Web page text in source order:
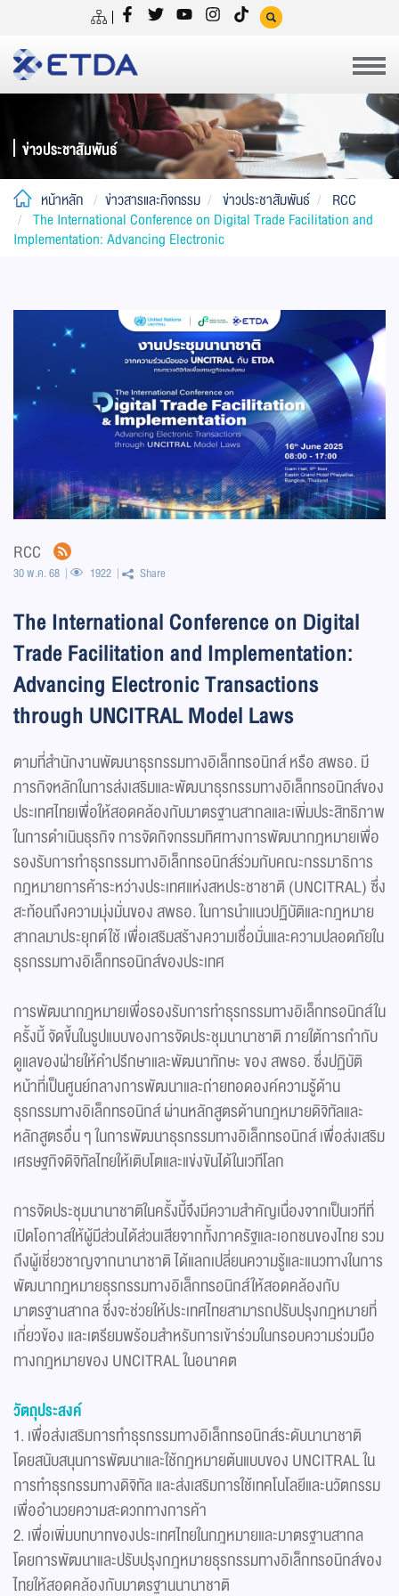
ข่าวประชาสัมพันธ์
หน้าหลัก ข่าวสารและกิจกรรม ข่าวประชาสัมพันธ์
RCC
The International Conference on Digital Trade Facilitation and
Implementation: Advancing Electronic
RCC
30 พ.ค. 68 1922 Share
The International Conference on Digital
Trade Facilitation and Implementation:
Advancing Electronic Transactions
through UNCITRAL Model Laws
ตามที่สำนักงานพัฒนาธุรกรรมทางอิเล็กทรอนิกส์ หรือ สพธอ. มี
ภารกิจหลักในการส่งเสริมและพัฒนาธุรกรรมทางอิเล็กทรอนิกส์ของ
ประเทศไทยเพื่อให้สอดคล้องกับมาตรฐานสากลและเพิ่มประสิทธิภาพ
ในการดำเนินธุรกิจ การจัดกิจกรรมทิศทางการพัฒนากฎหมายเพื่อ
รองรับการทำธุรกรรมทางอิเล็กทรอนิกส์ร่วมกับคณะกรรมาธิการ
กฎหมายการค้าระหว่างประเทศแห่งสหประชาชาติ (UNCITRAL) ซึ่ง
สะท้อนถึงความมุ่งมั่นของ สพธอ. ในการนำแนวปฏิบัติและกฎหมาย
สากลมาประยุกต์ใช้ เพื่อเสริมสร้างความเชื่อมั่นและความปลอดภัยใน
ธุรกรรมทางอิเล็กทรอนิกส์ของประเทศ
การพัฒนากฎหมายเพื่อรองรับการทำธุรกรรมทางอิเล็กทรอนิกส์ใน
ครั้งนี้ จัดขึ้นในรูปแบบของการจัดประชุมนานาชาติ ภายใต้การกำกับ
ดูแลของฝ่ายให้คำปรึกษาและพัฒนาทักษะ ของ สพธอ. ซึ่งปฏิบัติ
หน้าที่เป็นศูนย์กลางการพัฒนาและถ่ายทอดองค์ความรู้ด้าน
ธุรกรรมทางอิเล็กทรอนิกส์ ผ่านหลักสูตรด้านกฎหมายดิจิทัลและ
หลักสูตรอื่น ๆ ในการพัฒนาธุรกรรมทางอิเล็กทรอนิกส์ เพื่อส่งเสริม
เศรษฐกิจดิจิทัลไทยให้เติบโตและแข่งขันได้ในเวทีโลก
การจัดประชุมนานาชาติในครั้งนี้จึงมีความสำคัญเนื่องจากเป็นเวทีที่
เปิดโอกาสให้ผู้มีส่วนได้ส่วนเสียจากทั้งภาครัฐและเอกชนของไทย รวม
ถึงผู้เชี่ยวชาญจากนานาชาติ ได้แลกเปลี่ยนความรู้และแนวทางในการ
พัฒนากฎหมายธุรกรรมทางอิเล็กทรอนิกส์ให้สอดคล้องกับ
มาตรฐานสากล ซึ่งจะช่วยให้ประเทศไทยสามารถปรับปรุงกฎหมายที่
เกี่ยวข้อง และเตรียมพร้อมสำหรับการเข้าร่วมในกรอบความร่วมมือ
ทางกฎหมายของ UNCITRAL ในอนาคต
วัตถุประสงค์
1. เพื่อส่งเสริมการทำธุรกรรมทางอิเล็กทรอนิกส์ระดับนานาชาติ
โดยสนับสนุนการพัฒนาและใช้กฎหมายต้นแบบของ UNCITRAL ใน
การทำธุรกรรมทางดิจิทัล และส่งเสริมการใช้เทคโนโลยีและนวัตกรรม
เพื่ออำนวยความสะดวกทางการค้า
2. เพื่อเพิ่มบทบาทของประเทศไทยในกฎหมายและมาตรฐานสากล
โดยการพัฒนาและปรับปรุงกฎหมายธุรกรรมทางอิเล็กทรอนิกส์ของ
ไทยให้สอดคล้องกับมาตรฐานนานาชาติ